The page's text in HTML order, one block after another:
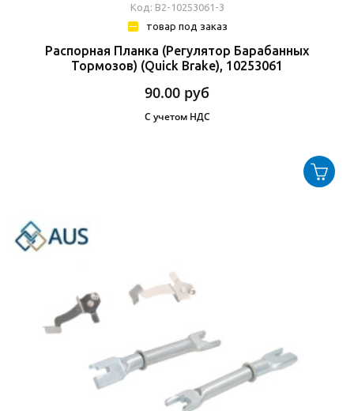
Код: В2-10253061-3
товар под заказ
Распорная Планка (Регулятор Барабанных
Тормозов) (Quick Brake), 10253061
90.00 руб
С учетом НДС